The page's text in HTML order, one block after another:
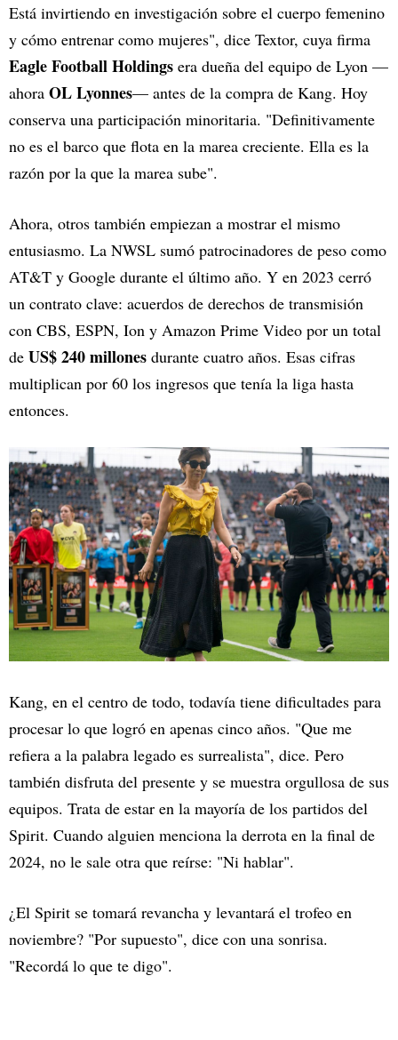
Está invirtiendo en investigación sobre el cuerpo femenino
y cómo entrenar como mujeres", dice Textor, cuya firma
Eagle Football Holdings era dueña del equipo de Lyon —
ahora OL Lyonnes— antes de la compra de Kang. Hoy
conserva una participación minoritaria. "Definitivamente
no es el barco que flota en la marea creciente. Ella es la
razón por la que la marea sube".
Ahora, otros también empiezan a mostrar el mismo
entusiasmo. La NWSL sumó patrocinadores de peso como
AT&T y Google durante el último año. Y en 2023 cerró
un contrato clave: acuerdos de derechos de transmisión
con CBS, ESPN, Ion y Amazon Prime Video por un total
de US$ 240 millones durante cuatro años. Esas cifras
multiplican por 60 los ingresos que tenía la liga hasta
entonces.
Kang, en el centro de todo, todavía tiene dificultades para
procesar lo que logró en apenas cinco años. "Que me
refiera a la palabra legado es surrealista", dice. Pero
también disfruta del presente y se muestra orgullosa de sus
equipos. Trata de estar en la mayoría de los partidos del
Spirit. Cuando alguien menciona la derrota en la final de
2024, no le sale otra que reírse: "Ni hablar".
¿El Spirit se tomará revancha y levantará el trofeo en
noviembre? "Por supuesto", dice con una sonrisa.
"Recordá lo que te digo".